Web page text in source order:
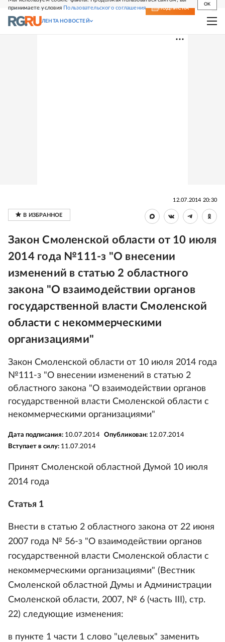
принимаете условия Пользовательского соглашения
OK
СВЕЖИЙ НОМЕР ПОДПИСКА
ЛЕНТА НОВОСТЕЙ
12.07.2014 20:30
Закон Смоленской области от 10 июля
2014 года №111-з "О внесении
изменений в статью 2 областного
закона "О взаимодействии органов
государственной власти Смоленской
области с некоммерческими
организациями"
Закон Смоленской области от 10 июля 2014 года
№111-з "О внесении изменений в статью 2
областного закона "О взаимодействии органов
государственной власти Смоленской области с
некоммерческими организациями"
Дата подписания: 10.07.2014 Опубликован: 12.07.2014
Вступает в силу: 11.07.2014
Принят Смоленской областной Думой 10 июля
2014 года
Статья 1
Внести в статью 2 областного закона от 22 июня
2007 года № 56-з "О взаимодействии органов
государственной власти Смоленской области с
некоммерческими организациями" (Вестник
Смоленской областной Думы и Администрации
Смоленской области, 2007, № 6 (часть III), стр.
22) следующие изменения:
в пункте 1 части 1 слово "целевых" заменить